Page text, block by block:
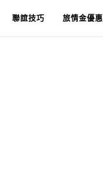
聯誼技巧 旅情金優惠